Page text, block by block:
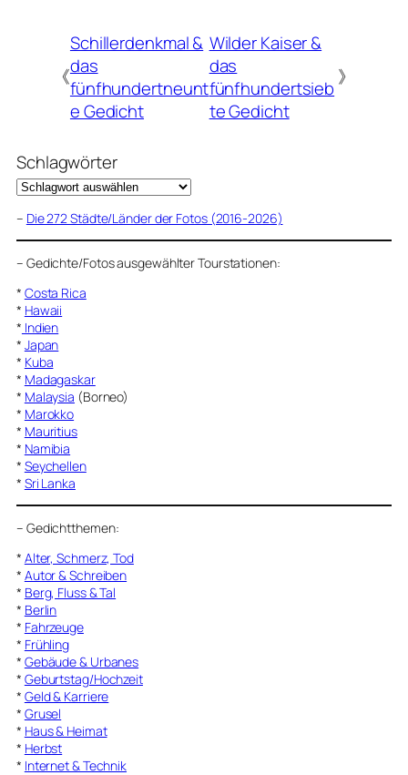
《
Schillerdenkmal &
das
fünfhundertneunt
e Gedicht
Wilder Kaiser &
das
fünfhundertsieb
te Gedicht
》
Schlagwörter
– Die 272 Städte/Länder der Fotos (2016-2026)
– Gedichte/Fotos ausgewählter Tourstationen:
* Costa Rica
* Hawaii
* Indien
* Japan
* Kuba
* Madagaskar
* Malaysia (Borneo)
* Marokko
* Mauritius
* Namibia
* Seychellen
* Sri Lanka
– Gedichtthemen:
* Alter, Schmerz, Tod
* Autor & Schreiben
* Berg, Fluss & Tal
* Berlin
* Fahrzeuge
* Frühling
* Gebäude & Urbanes
* Geburtstag/Hochzeit
* Geld & Karriere
* Grusel
* Haus & Heimat
* Herbst
* Internet & Technik